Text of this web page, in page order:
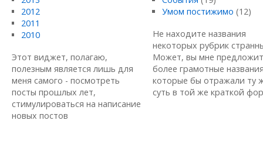
2012
2011
2010
Этот виджет, полагаю,
полезным является лишь для
меня самого - посмотреть
посты прошлых лет,
стимулироваться на написание
новых постов
Умом постижимо (12)
Не находите названия
некоторых рубрик
Может, вы мне
более грамотные
которые бы отражали ту
суть в той же краткой